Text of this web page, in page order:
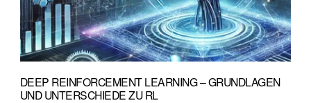
DEEP REINFORCEMENT LEARNING – GRUNDLAGEN
UND UNTERSCHIEDE ZU RL